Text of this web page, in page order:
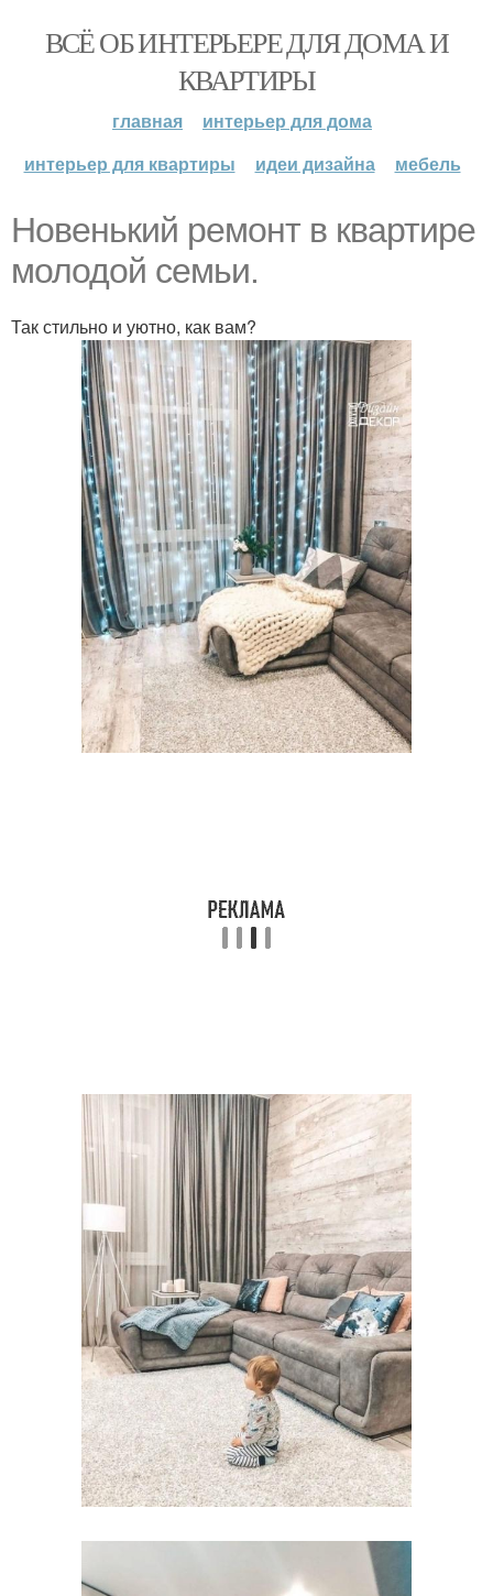
ВСЁ ОБ ИНТЕРЬЕРЕ ДЛЯ ДОМА И
КВАРТИРЫ
главная
интерьер для дома
интерьер для квартиры
идеи дизайна мебель
Новенький ремонт в квартире
молодой семьи.
Так стильно и уютно, как вам?